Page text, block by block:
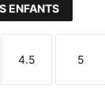
ENFANTS
Taille
4.5
Taille
5